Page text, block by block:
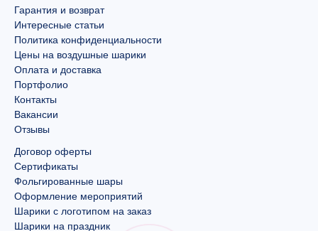
Гарантия и возврат
Интересные статьи
Политика конфиденциальности
Цены на воздушные шарики
Оплата и доставка
Портфолио
Контакты
Вакансии
Отзывы
Договор оферты
Сертификаты
Фольгированные шары
Оформление мероприятий
Шарики с логотипом на заказ
Шарики на праздник